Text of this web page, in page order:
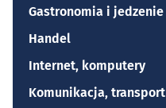
Gastronomia i jedzenie
Handel
Internet, komputery
Komunikacja, transport